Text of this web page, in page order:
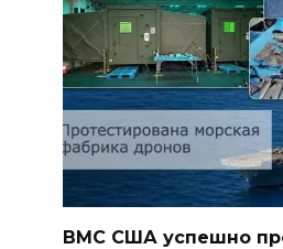
ВМС США успешно